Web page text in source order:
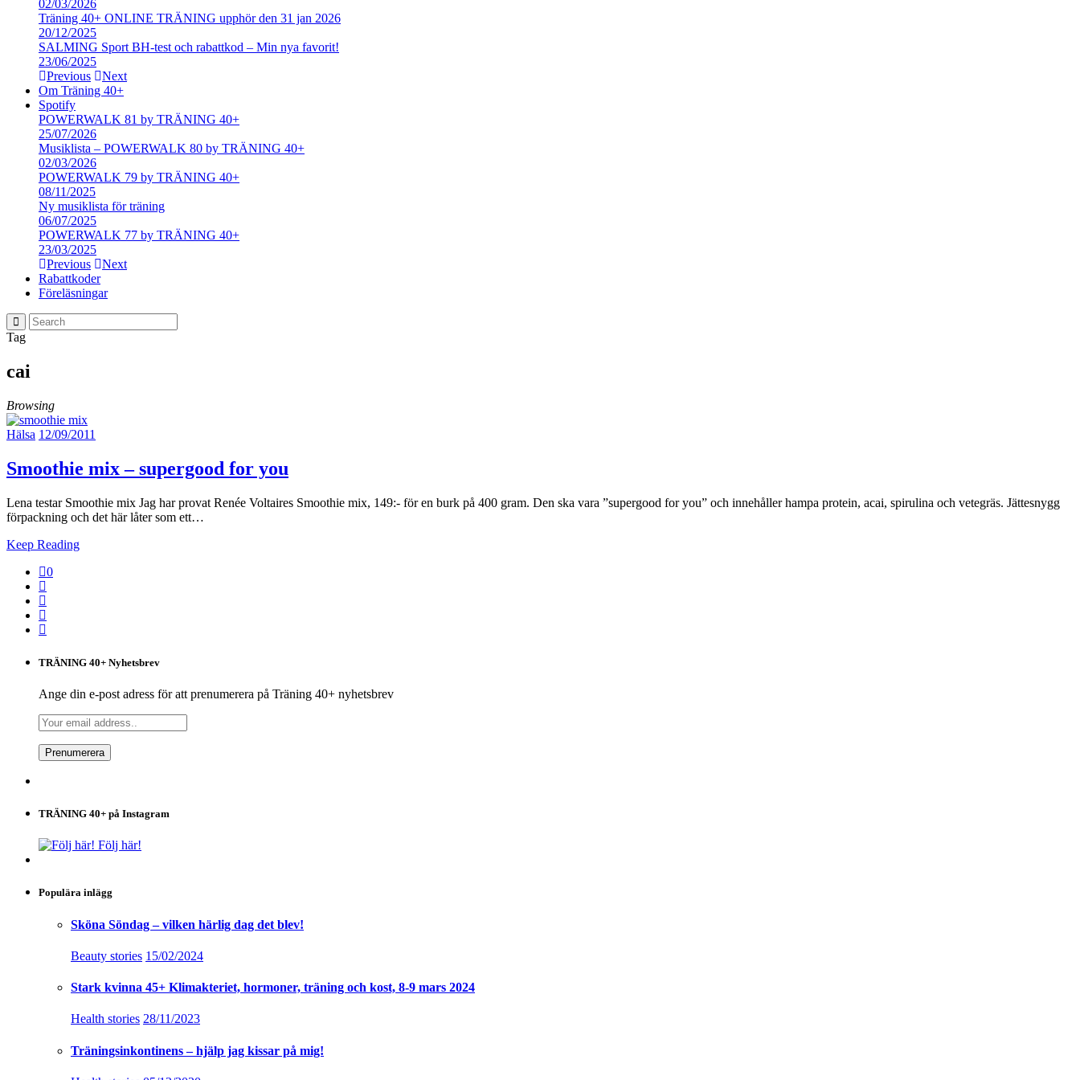
02/03/2026
Träning 40+ ONLINE TRÄNING upphör den 31 jan 2026
20/12/2025
SALMING Sport BH-test och rabattkod – Min nya favorit!
23/06/2025
Previous
Next
Om Träning 40+
Spotify
POWERWALK 81 by TRÄNING 40+
25/07/2026
Musiklista – POWERWALK 80 by TRÄNING 40+
02/03/2026
POWERWALK 79 by TRÄNING 40+
08/11/2025
Ny musiklista för träning
06/07/2025
POWERWALK 77 by TRÄNING 40+
23/03/2025
Previous
Next
Rabattkoder
Föreläsningar
Tag
cai
Browsing
Hälsa 12/09/2011
Smoothie mix – supergood for you
Lena testar Smoothie mix Jag har provat Renée Voltaires Smoothie mix, 149:- för en burk på 400 gram. Den ska vara ”supergood for you” och innehåller hampa protein, acai, spirulina och vetegräs. Jättesnygg
förpackning och det här låter som ett…
Keep Reading
0
TRÄNING 40+ Nyhetsbrev
Ange din e-post adress för att prenumerera på Träning 40+ nyhetsbrev
TRÄNING 40+ på Instagram
Följ här!
Populära inlägg
Sköna Söndag – vilken härlig dag det blev!
Beauty stories 15/02/2024
Stark kvinna 45+ Klimakteriet, hormoner, träning och kost, 8-9 mars 2024
Health stories 28/11/2023
Träningsinkontinens – hjälp jag kissar på mig!